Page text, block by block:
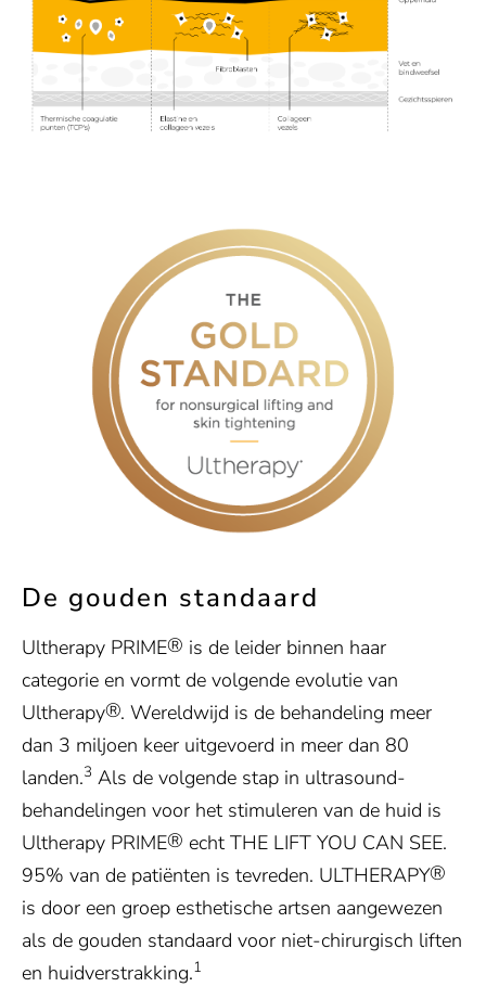
De gouden standaard
Ultherapy PRIME® is de leider binnen haar
categorie en vormt de volgende evolutie van
Ultherapy®. Wereldwijd is de behandeling meer
dan 3 miljoen keer uitgevoerd in meer dan 80
landen.3 Als de volgende stap in ultrasound-
behandelingen voor het stimuleren van de huid is
Ultherapy PRIME® echt THE LIFT YOU CAN SEE.
95% van de patiënten is tevreden. ULTHERAPY®
is door een groep esthetische artsen aangewezen
als de gouden standaard voor niet-chirurgisch liften
en huidverstrakking.1